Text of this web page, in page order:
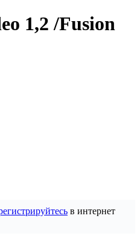
1,2 /Fusion
в интернет